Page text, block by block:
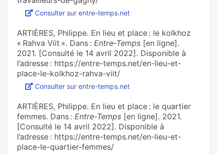
Consulter sur entre-temps.net
ARTIÈRES, Philippe. En lieu et place : le kolkhoz
« Rahva Viit ». Dans : Entre-Temps [en ligne].
2021. [Consulté le 14 avril 2022]. Disponible à
l’adresse : https://entre-temps.net/en-lieu-et-
place-le-kolkhoz-rahva-viit/
Consulter sur entre-temps.net
ARTIÈRES, Philippe. En lieu et place : le quartier
femmes. Dans : Entre-Temps [en ligne]. 2021.
[Consulté le 14 avril 2022]. Disponible à
l’adresse : https://entre-temps.net/en-lieu-et-
place-le-quartier-femmes/